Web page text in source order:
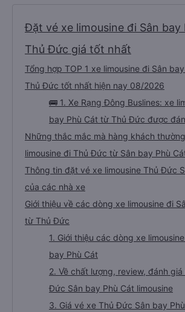
Đặt vé xe limousine đi Sân bay
Thủ Đức giá tốt nhất
Tổng hợp TOP 1 xe limousine đi Sân
Thủ Đức tốt nhất hiện nay 08/2026
🚌 1. Xe Rạng Đông Buslines: xe
bay Phù Cát từ Thủ Đức được
Những thắc mắc mà hàng khách
limousine đi Thủ Đức từ Sân bay Phù
Thông tin đặt vé xe limousine Thủ Đức
của các nhà xe
Giới thiệu về các dòng xe limousine đi
từ Thủ Đức
1. Giới thiệu các dòng xe
bay Phù Cát
2. Về chất lượng, review, đánh giá
Đức Sân bay Phù Cát limousine
3. Giá vé xe Thủ Đức Sân bay